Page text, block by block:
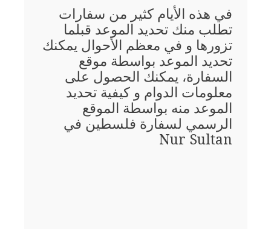
في هذه الأيام كثير من سفارات
تطلب منك تحديد الموعد قبلما
تزورها و في معظم الأحوال يمكنك
تحديد الموعد بواسطة موقع
السفارة، يمكنك الحصول على
معلومات الدوام و كيفية تحديد
الموعد منه بواسطة الموقع
الرسمي لسفارة فلسطين في
Nur Sultan